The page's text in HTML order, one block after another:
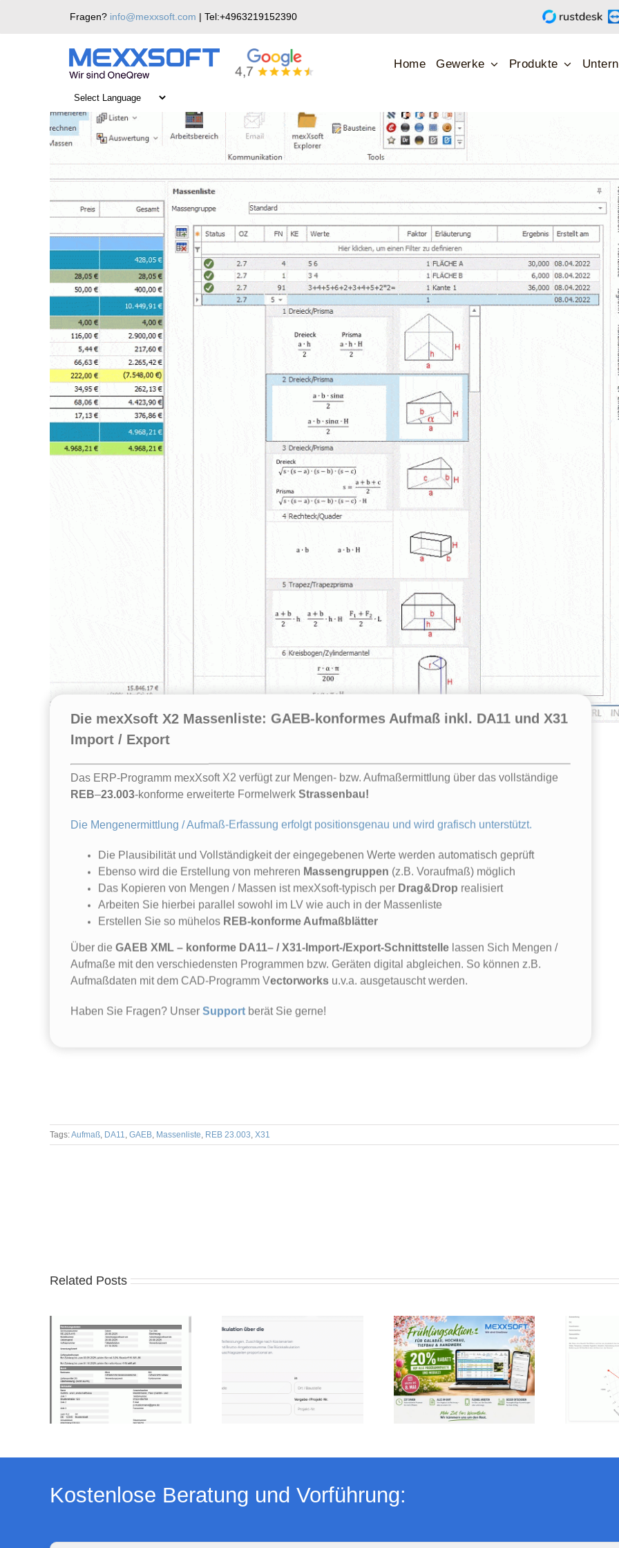
Fragen? info@mexxsoft.com | Tel:+4963219152390
Home Gewerke Produkte
Aufmass exakt: Die mexXsoft X2 – Massenliste mit DA11 & GAEB X31 Import- und Exportfunktion
Die mexXsoft X2 Massenliste: GAEB-konformes Aufmaß inkl. DA11 und X31
Import / Export
Das ERP-Programm mexXsoft X2 verfügt zur Mengen- bzw. Aufmaßermittlung über das vollständige
REB–23.003-konforme erweiterte Formelwerk Strassenbau!
Die Mengenermittlung / Aufmaß-Erfassung erfolgt positionsgenau und wird grafisch unterstützt.
Die Plausibilität und Vollständigkeit der eingegebenen Werte werden automatisch geprüft
Ebenso wird die Erstellung von mehreren Massengruppen (z.B. Voraufmaß) möglich
Das Kopieren von Mengen / Massen ist mexXsoft-typisch per Drag&Drop realisiert
Arbeiten Sie hierbei parallel sowohl im LV wie auch in der Massenliste
Erstellen Sie so mühelos REB-konforme Aufmaßblätter
Über die GAEB XML – konforme DA11– / X31-Import-/Export-Schnittstellelassen Sich Mengen /
Aufmaße mit den verschiedensten Programmen bzw. Geräten digital abgleichen. So können z.B.
Aufmaßdaten mit dem CAD-Programm Vectorworks u.v.a. ausgetauscht werden.
Haben Sie Fragen? Unser Supportberät Sie gerne!
Tags:Aufmaß DA11 GAEB Massenliste REB 23.003 X31
Related Posts
Kostenlose Beratung und Vorführung: